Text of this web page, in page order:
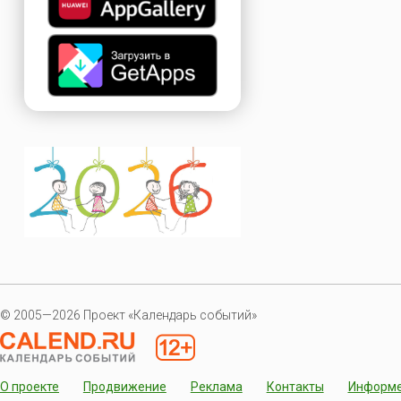
© 2005—2026 Проект «Календарь событий»
О проекте Продвижение Реклама Контакты